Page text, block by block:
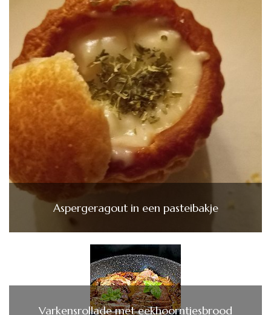
Aspergeragout in een pasteibakje
Varkensrollade met eekhoorntjesbrood